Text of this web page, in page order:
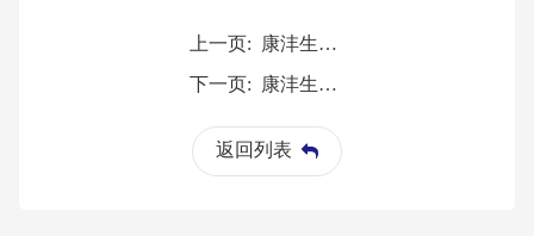
上一页: 康沣生物“冷冻消融设备”、“球囊型冷冻消融导管”成功入选“新优药械”产品目录
返回列表
下一页: 康沣生物冷冻消融设备、球囊型冷冻消融导管纳入《浦东新区创新药械产品推荐目录》